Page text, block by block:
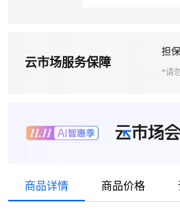
云市场服务保障
担
*请
商品详情 商品价格